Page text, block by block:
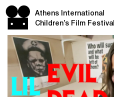
Athens International
Children’s Film Festival